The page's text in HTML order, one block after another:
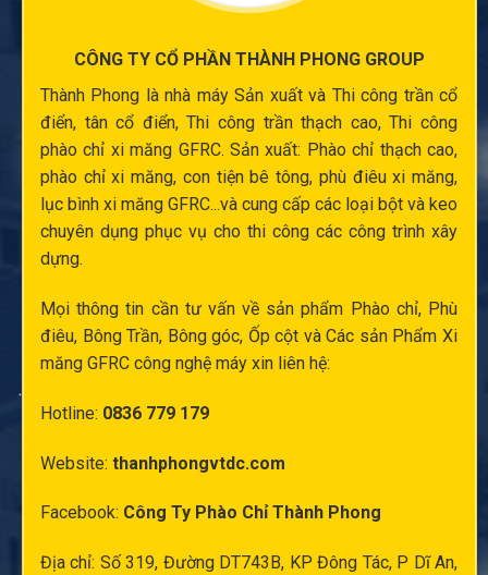
CÔNG TY CỔ PHẦN THÀNH PHONG GROUP
Thành Phong là nhà máy Sản xuất và Thi công trần cổ
điển, tân cổ điển,Thi công trần thạch cao,Thi công
phào chỉ xi măng GFRC. Sản xuất: Phào chỉ thạch cao,
phào chỉ xi măng, con tiện bê tông, phù điêu xi măng,
lục bình xi măng GFRC...và cung cấp các loại bột và keo
chuyên dụng phục vụ cho thi công các công trình xây
dựng.
Mọi thông tin cần tư vấn về sản phẩm Phào chỉ, Phù
điêu, Bông Trần, Bông góc, Ốp cột và Các sản Phẩm Xi
măng GFRC công nghệ máy xin liên hệ:
Hotline: 0836 779 179
Website: thanhphongvtdc.com
Facebook: Công Ty Phào Chỉ Thành Phong
Địa chỉ: Số 319, Đường DT743B, KP Đông Tác, P Dĩ An,